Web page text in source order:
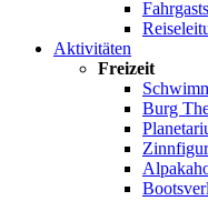
Aktivitäten
Freizeit
Burg